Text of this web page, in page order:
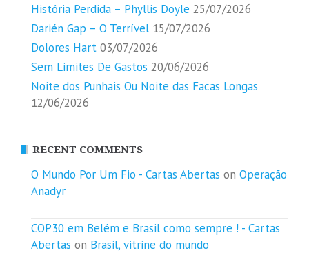
História Perdida – Phyllis Doyle 25/07/2026
Darién Gap – O Terrível 15/07/2026
Dolores Hart 03/07/2026
Sem Limites De Gastos 20/06/2026
Noite dos Punhais Ou Noite das Facas Longas
12/06/2026
RECENT COMMENTS
O Mundo Por Um Fio - Cartas Abertas on Operação
Anadyr
COP30 em Belém e Brasil como sempre ! - Cartas
Abertas on Brasil, vitrine do mundo